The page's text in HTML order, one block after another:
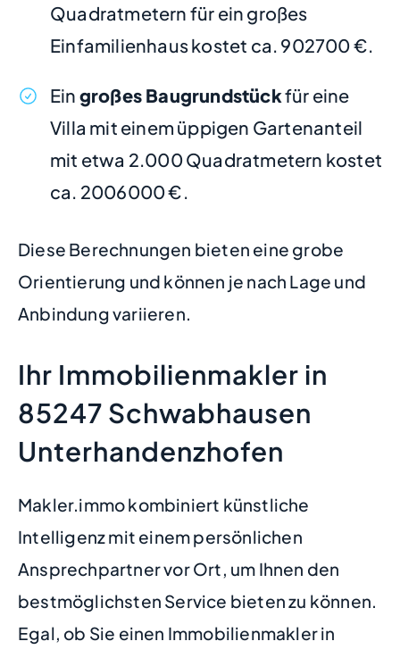
Quadratmetern für ein großes
Einfamilienhaus kostet ca. 902700 €.
Ein großes Baugrundstückfür eine
Villa mit einem üppigen Gartenanteil
mit etwa 2.000 Quadratmetern kostet
ca. 2006000 €.
Diese Berechnungen bieten eine grobe
Orientierung und können je nach Lage und
Anbindung variieren.
Ihr Immobilienmakler in
85247 Schwabhausen
Unterhandenzhofen
Makler.immo kombiniert künstliche
Intelligenz mit einem persönlichen
Ansprechpartner vor Ort, um Ihnen den
bestmöglichsten Service bieten zu können.
Egal, ob Sie einen Immobilienmakler in